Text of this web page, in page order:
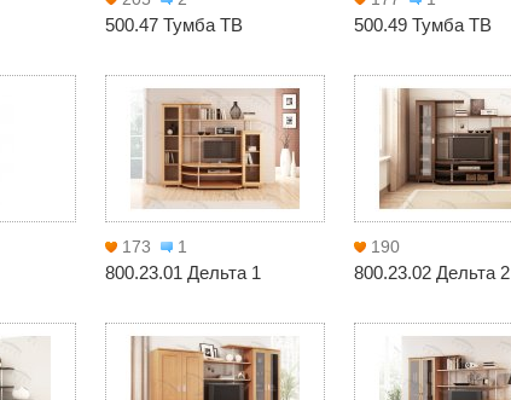
500.47 Тумба ТВ 500.49 Тумба ТВ
173 1
800.23.01 Дельта 1
190
800.23.02 Дельта 2